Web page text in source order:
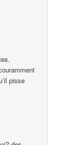
pisse